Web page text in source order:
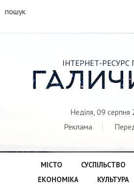
пошук
ІНТЕРНЕТ-РЕСУРС
Неділя, 09 серпня
Реклама
МІСТО СУСПІЛЬСТВО
ЕКОНОМІКА
КУЛЬТУРА